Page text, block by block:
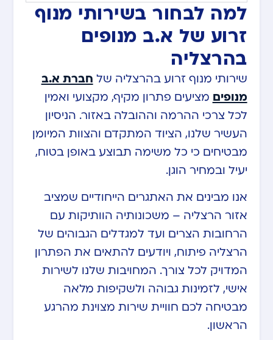
למה לבחור בשירותי מנוף
זרוע של א.ב מנופים
בהרצליה
שירותי מנוף זרוע בהרצליה של חברת א.ב
מנופים מציעים פתרון מקיף, מקצועי ואמין
לכל צרכי ההרמה וההובלה באזור. הניסיון
העשיר שלנו, הציוד המתקדם והצוות המיומן
מבטיחים כי כל משימה תבוצע באופן בטוח,
יעיל ובמחיר הוגן.
אנו מבינים את האתגרים הייחודיים שמציב
אזור הרצליה – משכונותיה הוותיקות עם
הרחובות הצרים ועד למגדלים הגבוהים של
הרצליה פיתוח, ויודעים להתאים את הפתרון
המדויק לכל צורך. המחויבות שלנו לשירות
אישי, לזמינות גבוהה ולשקיפות מלאה
מבטיחה לכם חוויית שירות מצוינת מהרגע
הראשון.